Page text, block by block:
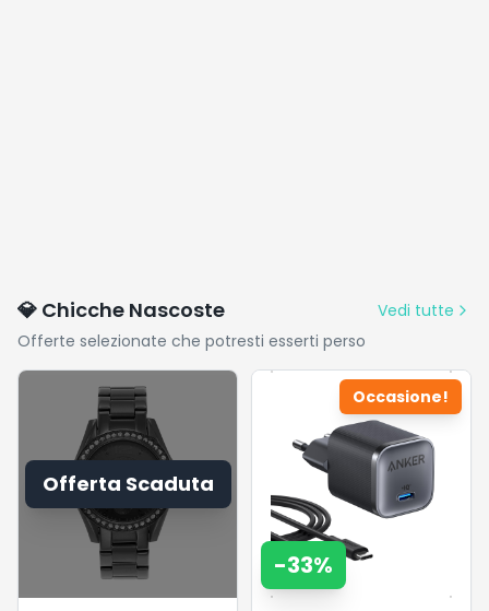
💎 Chicche Nascoste
Vedi tutte
Offerte selezionate che potresti esserti perso
Offerta Scaduta
Occasione!
-33%